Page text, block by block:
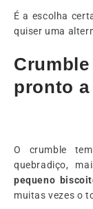
É a escolha
quiser uma
pronto a
O crumble
quebradiço,
pequeno
muitas vezes o